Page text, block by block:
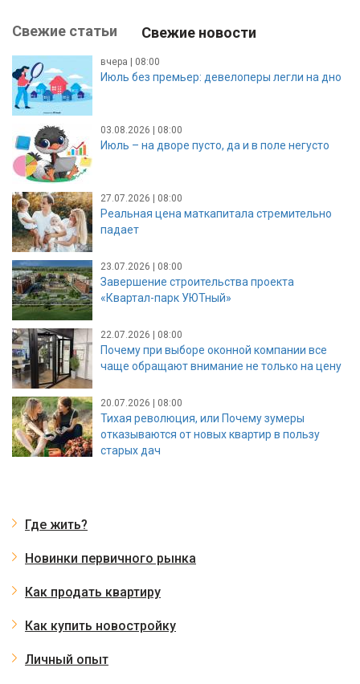
Свежие статьи Свежие новости
вчера | 08:00
Июль без премьер: девелоперы легли на дно
03.08.2026 | 08:00
Июль – на дворе пусто, да и в поле негусто
27.07.2026 | 08:00
Реальная цена маткапитала стремительно
падает
23.07.2026 | 08:00
Завершение строительства проекта
«Квартал-парк УЮТный»
22.07.2026 | 08:00
Почему при выборе оконной компании все
чаще обращают внимание не только на цену
20.07.2026 | 08:00
Тихая революция, или Почему зумеры
отказываются от новых квартир в пользу
старых дач
Где жить?
Новинки первичного рынка
Как продать квартиру
Как купить новостройку
Личный опыт